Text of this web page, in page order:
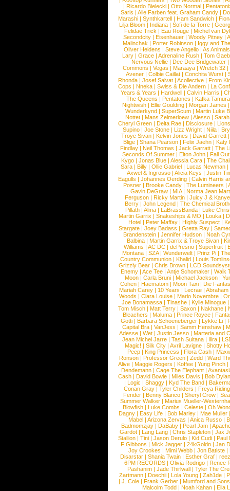
| Ricardo Bielecki | Otto Normal |
Saris | Alle Farben feat. Graham Candy |
Marashi | Synthkartell | Ham Sandwich |
Lilja Bloom | Indiana | Sofi de la Torre |
Felidae Trick | Eau Rouge | Michel van
Secondcity |Eisenhauer |Woody Pitney |
Malinchak |Porter Robinson | Iggy and
Oliver Heldens |Steve Angello |As Animals
Lary | Grace | Adrenaline Rush | Tom
Nervous Nellie | Dee Dee Bridgewater |
Commons |Vegas |Maraaya |Wretch 32 |
Avener | Colbie Caillat | Conchita Wurst |
Rhonda | Josef Salvat | Acollective | From
Cops | Nneka | Swiss & Die Andern | La
Years & Years |Hardwell |Calvin Harris |
The Queens | Pentatones | Kafka Tamura
Nightwish |Ellie Goulding |Morgan James
Wunderkynd | SuperScum | Martin Luke
Nottet |Mans Zelmerloew |Alesso |
Cheryl Green |Delta Rae |Disclosure |
Supino |Joe Stone |Lizz Wright |Niila |
Troye Sivan | Kelvin Jones | David Garrett
Blige | Shana Pearson | Felix Jaehn | Katy
Findlay |Neil Thomas |Jack Garratt |The
Seconds Of Summer |Elton John |Fall
Kygo |Jonas Blue |Alessia Cara |The
Sara |Billy |Ollie Gabriel |Lucas Newman |
Axwel & Ingrosso | Alicia Keys | Justin
Eagulls |Johannes Oerding |Calvin Harris
Posner |Brooke Candy |The Lumineers |
Gavin DeGraw | MIA| Norma Jean
Ferguson | Ricky Martin | Juicy J &
Berry | John Legend | The Chemical
Pillath |Alma |LaBrassBanda |Luke
Martin Garrix | Snakeships & MO | Louka |
Hotel | Peter Maffay | Highly Suspect |
Stargate |Joey Badass |Gretta Ray |
Brandenstein |Jennifer Hudson |Noah
Balbina | Martin Garrix & Troye Sivan |
Williams |AC DC |dePresno |Superfruit |
Montana |SZA|Wunderwelt |Prinz Pi |
Country Communion | Khalid | Louis
Grizzly Bear | Chris Brown | LCD
Enemy | Ace Tee | Antje Schomaker | Walk
Moon |Carla Bruni |Michael Jackson |
Cohen |Haematom |Moon Taxi |Die
Mariah Carey | 10 Years | Lecrae | Abraham
Woods |Clara Louise |Mario Novembre |
Joe Bonamassa | Tinashe | Kylie Minogue |
Tom Misch |Matt Terry |Saxon |Nakhane |
Bleachers | Maluma | Prince Royce |
Gotti |Barbara Schoeneberger |Lykke Li |
Capital Bra |VanJess |Samm Henshaw |
Adesse |Wet |Justin Jesso |Marteria and
Jean Michel Jarre |Tash Sultana | Ilira |
Magic! | Silk City | Avril Lavigne | Shotty
Peep |King Princess |Flora Cash |
Ronson |Professor Green |Zedd |Ward
Alive |Maggie Rogers |Koffee |Yung Pinch |
Dendemann |Cage The Elephant |
Cash | David Bowie | Miles Davis | Bob Dylan
|Logic |Shaggy |Kyd The Band |
Conan Gray |Tyler Childers |Freya
Fender |Benny Blanco |Sheryl Crow |
Summer Walker |Marius Mueller-
Blowfish | Luke Combs | Celeste | Oh
Dagny |Easy Life |Bob Marley |Mae Muller
Mabel |Arizona Zervas |Anica Russo |
Badmomzjay |DaBaby |Pearl Jam |
Gardot | Lang Lang | Chris Stapleton | Jax
Stallion |Tini |Jason Derulo |Kid Cudi |Paul
F Gibbons | Mick Jagger | 24kGoldn | Jan
Joy Crookes | Mimi Webb | Jon Batiste |
Disarstar | Shania Twain | Esther Graf |
6PM RECORDS | Olivia Rodrigo | Renee
Pashanim |Jade Thirlwall |Tyler The
Zartmann | Doechii | Lola Young | Zah1de |
| J. Cole | Frank Gerber | Mumford and Sons
Malcolm Todd | Noah Kahan | Ella